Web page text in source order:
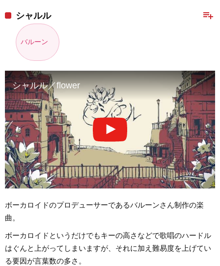
playlist_add
シャルル
バルーン
シャルル／flower
ボーカロイドのプロデューサーであるバルーンさん制作の楽
曲。
ボーカロイドというだけでもキーの高さなどで歌唱のハードル
はぐんと上がってしまいますが、それに加え難易度を上げてい
る要因が言葉数の多さ。